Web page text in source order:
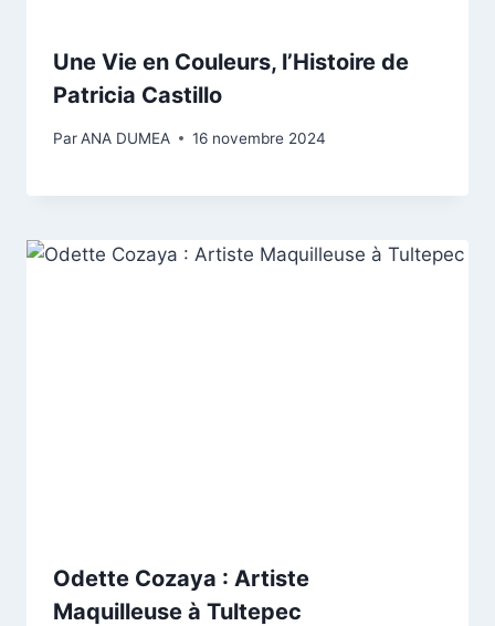
Une Vie en Couleurs, l’Histoire de
Patricia Castillo
ParANA DUMEA 16 novembre 2024
Odette Cozaya : Artiste
Maquilleuse à Tultepec